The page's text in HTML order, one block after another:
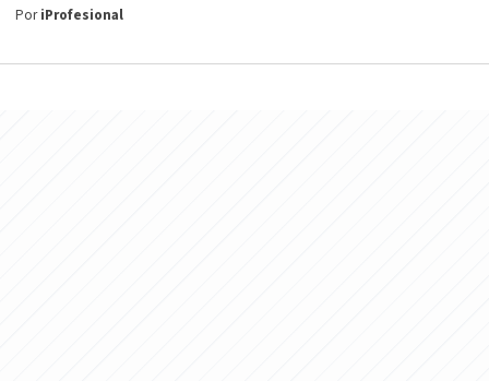
PoriProfesional